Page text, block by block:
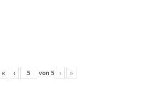
« ‹ von 5 › »